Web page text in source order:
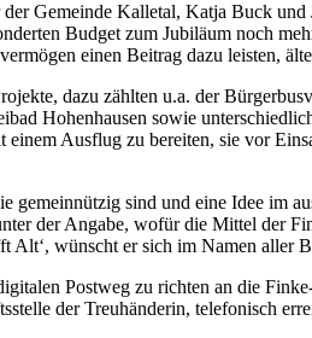
Gemeinde Kalletal, Katja Buck
Budget zum Jubiläum noch
einen Beitrag dazu leisten,
dazu zählten u.a. der
Hohenhausen sowie
Ausflug zu bereiten, sie vor
sind und eine Idee im
der Angabe, wofür die Mittel
wünscht er sich im Namen aller
Postweg zu richten an die
der Treuhänderin, telefonisch